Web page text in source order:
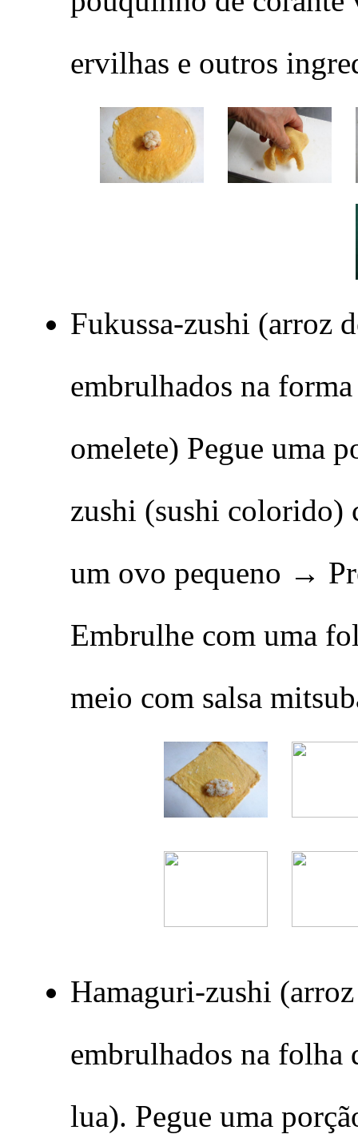
ervilhas e outros
Fukussa-zushi (arroz
embrulhados na
omelete) Pegue uma
zushi (sushi colorido)
um ovo pequeno →
Embrulhe com uma
meio com salsa
Hamaguri-zushi
embrulhados na folha
lua). Pegue uma